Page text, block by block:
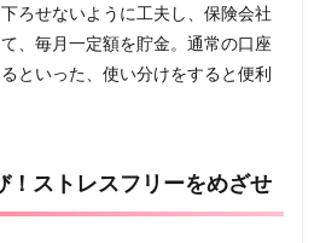
ろせないように工夫し、保険会社
、毎月一定額を貯金。通常の口座
といった、使い分けをすると便利
！ストレスフリーをめざせ